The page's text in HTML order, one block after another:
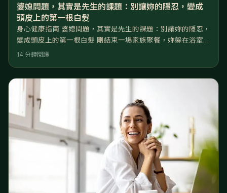
婆媳問題，其實是先生的課題：別讓妳的隱忍，變成
頭皮上的第一根白髮
身心健康指南 婆媳問題，其實是先生的課題：別讓妳的隱忍，
變成頭皮上的第一根白髮 剛結束一場家族聚餐，妳躲在浴室
裡，看著鏡子裡疲憊的自己，耳邊還迴盪著婆婆那句「無心」
妻子單方面吞忍時，這就不再只是家庭糾紛，而是一場對妻子
身心健康的長期霸凌
14 分鐘閱讀